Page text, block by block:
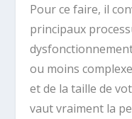
Pour ce faire, il
principaux
ou moins
et de la taille de
vaut vraiment la